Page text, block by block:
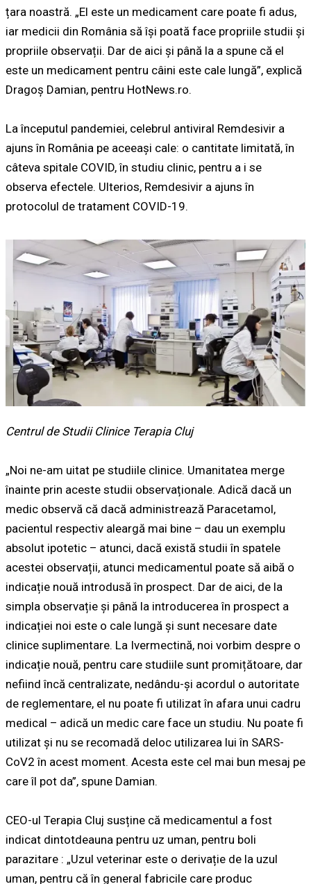
țara noastră. „El este un medicament care poate fi adus,
iar medicii din România să își poată face propriile studii și
propriile observații. Dar de aici și până la a spune că el
este un medicament pentru câini este cale lungă”, explică
Dragoș Damian, pentru HotNews.ro.
La începutul pandemiei, celebrul antiviral Remdesivir a
ajuns în România pe aceeași cale: o cantitate limitată, în
câteva spitale COVID, în studiu clinic, pentru a i se
observa efectele. Ulterios, Remdesivir a ajuns în
protocolul de tratament COVID-19.
Centrul de Studii Clinice Terapia Cluj
„Noi ne-am uitat pe studiile clinice. Umanitatea merge
înainte prin aceste studii observaționale. Adică dacă un
medic observă că dacă administrează Paracetamol,
pacientul respectiv aleargă mai bine – dau un exemplu
absolut ipotetic – atunci, dacă există studii în spatele
acestei observații, atunci medicamentul poate să aibă o
indicație nouă introdusă în prospect. Dar de aici, de la
simpla observație și până la introducerea în prospect a
indicației noi este o cale lungă și sunt necesare date
clinice suplimentare. La Ivermectină, noi vorbim despre o
indicație nouă, pentru care studiile sunt promițătoare, dar
nefiind încă centralizate, nedându-și acordul o autoritate
de reglementare, el nu poate fi utilizat în afara unui cadru
medical – adică un medic care face un studiu. Nu poate fi
utilizat și nu se recomadă deloc utilizarea lui în SARS-
CoV2 în acest moment. Acesta este cel mai bun mesaj pe
care îl pot da”, spune Damian.
CEO-ul Terapia Cluj susține că medicamentul a fost
indicat dintotdeauna pentru uz uman, pentru boli
parazitare : „Uzul veterinar este o derivație de la uzul
uman, pentru că în general fabricile care produc